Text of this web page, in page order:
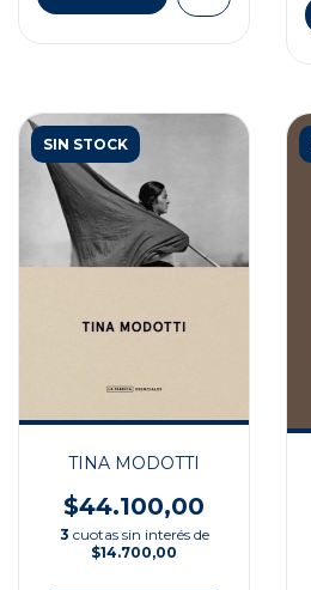
SIN STOCK
TINA MODOTTI
$44.100,00
3 cuotas sin interés de
$14.700,00